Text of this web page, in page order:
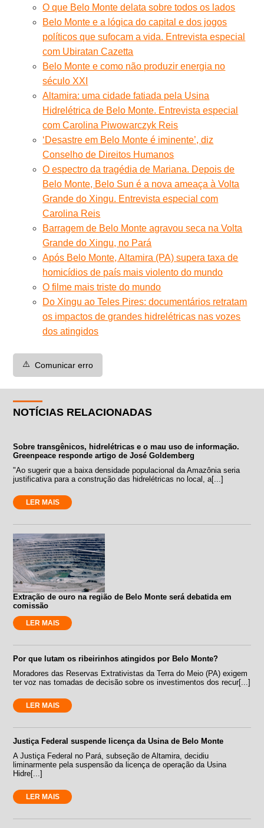
O que Belo Monte delata sobre todos os lados
Belo Monte e a lógica do capital e dos jogos
políticos que sufocam a vida. Entrevista especial
com Ubiratan Cazetta
Belo Monte e como não produzir energia no
século XXI
Altamira: uma cidade fatiada pela Usina
Hidrelétrica de Belo Monte. Entrevista especial
com Carolina Piwowarczyk Reis
‘Desastre em Belo Monte é iminente’, diz
Conselho de Direitos Humanos
O espectro da tragédia de Mariana. Depois de
Belo Monte, Belo Sun é a nova ameaça à Volta
Grande do Xingu. Entrevista especial com
Carolina Reis
Barragem de Belo Monte agravou seca na Volta
Grande do Xingu, no Pará
Após Belo Monte, Altamira (PA) supera taxa de
homicídios de país mais violento do mundo
O filme mais triste do mundo
Do Xingu ao Teles Pires: documentários retratam
os impactos de grandes hidrelétricas nas vozes
dos atingidos
⚠️ Comunicar erro
NOTÍCIAS RELACIONADAS
Sobre transgênicos, hidrelétricas e o mau uso de informação.
Greenpeace responde artigo de José Goldemberg
"Ao sugerir que a baixa densidade populacional da Amazônia seria
justificativa para a construção das hidrelétricas no local, a[...]
LER MAIS
Extração de ouro na região de Belo Monte será debatida em
comissão
LER MAIS
Por que lutam os ribeirinhos atingidos por Belo Monte?
Moradores das Reservas Extrativistas da Terra do Meio (PA) exigem
ter voz nas tomadas de decisão sobre os investimentos dos recur[...]
LER MAIS
Justiça Federal suspende licença da Usina de Belo Monte
A Justiça Federal no Pará, subseção de Altamira, decidiu
liminarmente pela suspensão da licença de operação da Usina
Hidre[...]
LER MAIS